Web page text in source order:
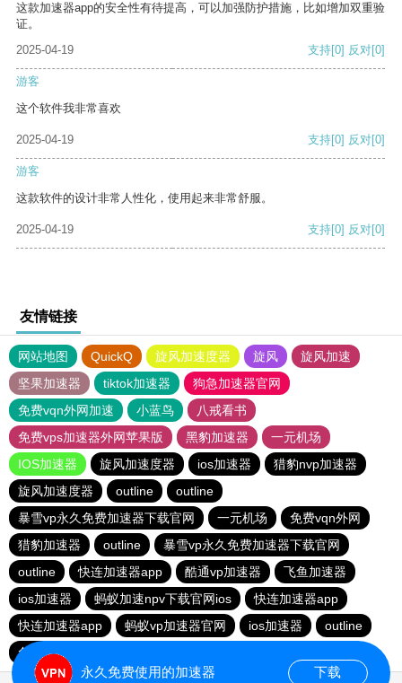
这款加速器app的安全性有待提高，可以加强防护措施，比如增加双重验
证。
2025-04-19
支持[0] 反对[0]
游客
这个软件我非常喜欢
2025-04-19 支持[0] 反对[0]
游客
这款软件的设计非常人性化，使用起来非常舒服。
2025-04-19 支持[0] 反对[0]
友情链接
网站地图 QuickQ 旋风加速度器 旋风
旋风加速
坚果加速器
tiktok加速器
狗急加速器官网
免费vqn外网加速
小蓝鸟
八戒看书
免费vps加速器外网苹果版
黑豹加速器
一元机场
IOS加速器
旋风加速度器 ios加速器
猎豹nvp加速器
旋风加速度器
outline
outline
暴雪vp永久免费加速器下载官网
一元机场
免费vqn外网
猎豹加速器
outline
暴雪vp永久免费加速器下载官网
outline
快连加速器app 酷通vp加速器
飞鱼加速器
ios加速器
蚂蚁加速npv下载官网ios
快连加速器app
快连加速器app
蚂蚁vp加速器官网 ios加速器
outline
免费VP加速器
永久免费使用的加速器 下载